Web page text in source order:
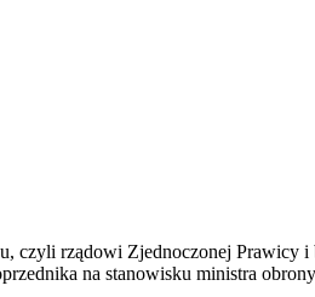
czyli rządowi Zjednoczonej Prawicy
na stanowisku ministra